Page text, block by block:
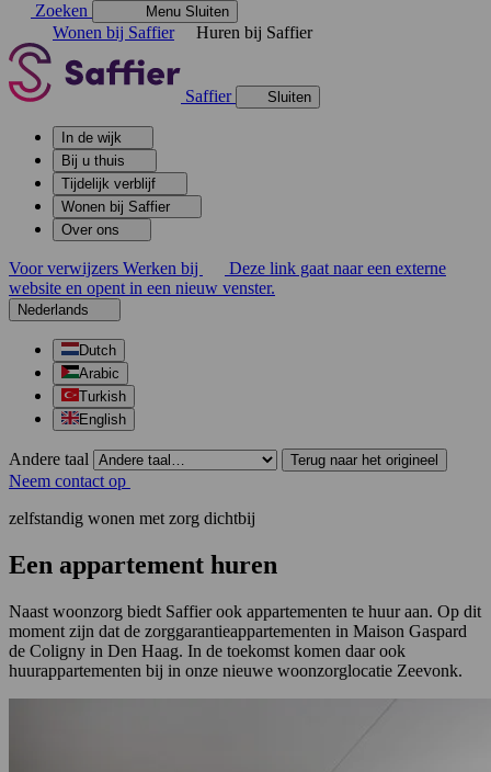
Zoeken
Menu Sluiten
Wonen bij Saffier Huren bij Saffier
Saffier Sluiten
In de wijk
Bij u thuis
Tijdelijk verblijf
Wonen bij Saffier
Over ons
Voor verwijzers Werken bij
Deze link gaat naar een externe
website en opent in een nieuw venster.
Nederlands
Dutch
Arabic
Turkish
English
Andere taal Terug naar het origineel
Neem contact op
zelfstandig wonen met zorg dichtbij
Een appartement huren
Naast woonzorg biedt Saffier ook appartementen te huur aan. Op dit
moment zijn dat de zorggarantieappartementen in Maison Gaspard
de Coligny in Den Haag. In de toekomst komen daar ook
huurappartementen bij in onze nieuwe woonzorglocatie Zeevonk.